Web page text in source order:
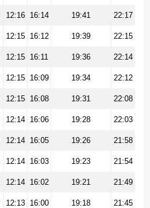
12:16 16:14 19:41 22:17
12:15 16:12 19:39 22:15
12:15 16:11 19:36 22:14
12:15 16:09 19:34 22:12
12:15 16:08 19:31 22:08
12:14 16:06 19:28 22:03
12:14 16:05 19:26 21:58
12:14 16:03 19:23 21:54
12:14 16:02 19:21 21:49
12:13 16:00 19:18 21:45